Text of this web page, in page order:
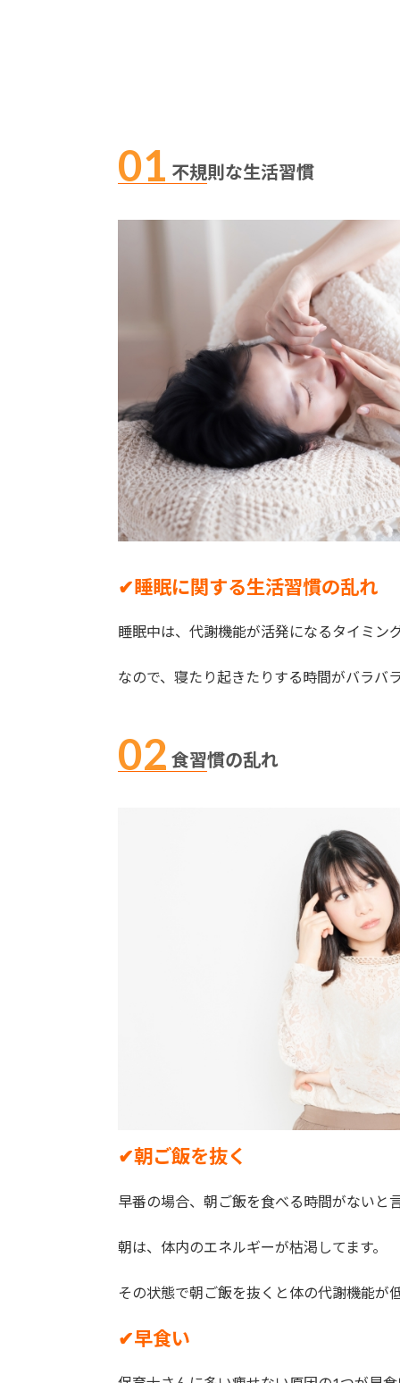
不規則な生活習慣
✔︎睡眠に関する生活習慣の乱れ
睡眠中は、代謝機能が活発になるタイミン
なので、寝たり起きたりする時間がバラバ
食習慣の乱れ
✔︎朝ご飯を抜く
早番の場合、朝ご飯を食べる時間がないと
朝は、体内のエネルギーが枯渇してます。
その状態で朝ご飯を抜くと体の代謝機能が
✔︎早食い